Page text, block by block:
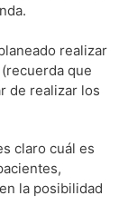
realizar
que
de realizar los
claro cuál es
la posibilidad